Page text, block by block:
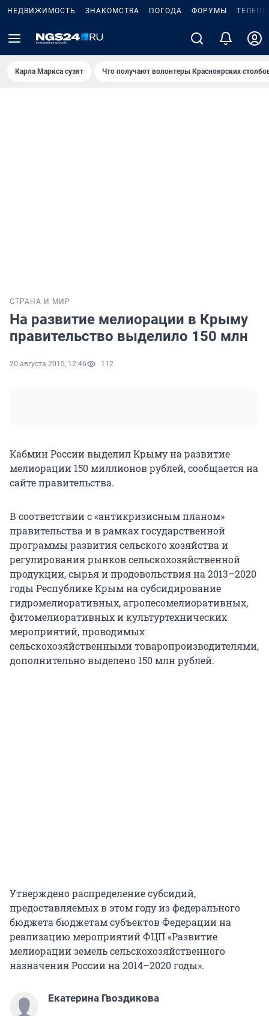
НЕДВИЖИМОСТЬ ЗНАКОМСТВА ПОГОДА ФОРУМЫ
Карла Маркса сузят Что получают волонтеры Красноярских
СТРАНА И МИР
На развитие мелиорации в Крыму
правительство выделило 150 млн
20 августа 2015, 12:46 112
Кабмин России выделил Крыму на развитие
мелиорации 150 миллионов рублей, сообщается на
сайте правительства.
В соответствии с «антикризисным планом»
правительства и в рамках государственной
программы развития сельского хозяйства и
регулирования рынков сельскохозяйственной
продукции, сырья и продовольствия на 2013–2020
годы Республике Крым на субсидирование
гидромелиоративных, агролесомелиоративных,
фитомелиоративных и культуртехнических
мероприятий, проводимых
сельскохозяйственными товаропроизводителями,
дополнительно выделено 150 млн рублей.
Утверждено распределение субсидий,
предоставляемых в этом году из федерального
бюджета бюджетам субъектов Федерации на
реализацию мероприятий ФЦП «Развитие
мелиорации земель сельскохозяйственного
назначения России на 2014–2020 годы».
Екатерина Гвоздикова